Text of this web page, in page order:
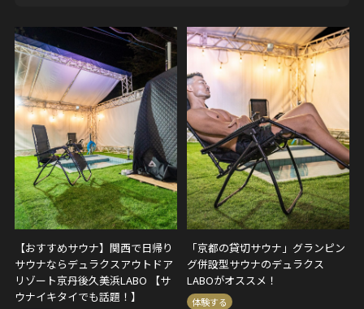
グランピングの 関西
グランピング女子会
テーマパーク
デュラクス
デュラクスアウトドアリゾート京丹後久美浜LABO
デュラクスアウトドアリゾート冒険の森やまぞえ
ホテル丹後王国デュラクスアウトドアリゾート京丹後王国食のみ
やこ
丹後王国
京 丹後 京丹後久美浜
京都
京都グランピング
冒険の森 奈良県
女子会
整う サウナ
関西 関西 グランピング 食のみやこ
【おすすめサウナ】関西で日帰り
サウナならデュラクスアウトドア
リゾート京丹後久美浜LABO 【サ
ウナイキタイでも話題！】
「京都の貸切サウナ」グランピン
グ併設型サウナのデュラクス
LABOがオススメ！
体験する